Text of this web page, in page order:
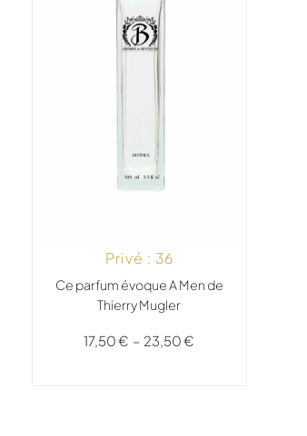
Privé : 36
Ce parfum évoque A Men de
Thierry Mugler
17,50€ – 23,50€